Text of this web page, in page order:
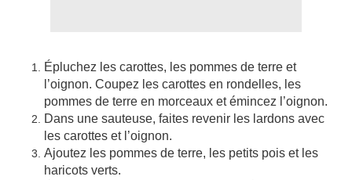
Épluchez les carottes, les pommes de terre et
l’oignon. Coupez les carottes en rondelles, les
pommes de terre en morceaux et émincez l’oignon.
Dans une sauteuse, faites revenir les lardons avec
les carottes et l’oignon.
Ajoutez les pommes de terre, les petits pois et les
haricots verts.